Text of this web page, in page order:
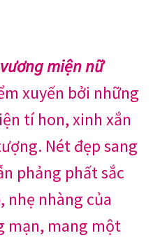
miện nữ
xuyến bởi những
tí hon, xinh xắn
Nét đẹp sang
phảng phất sắc
nhàng của
mạn, mang một